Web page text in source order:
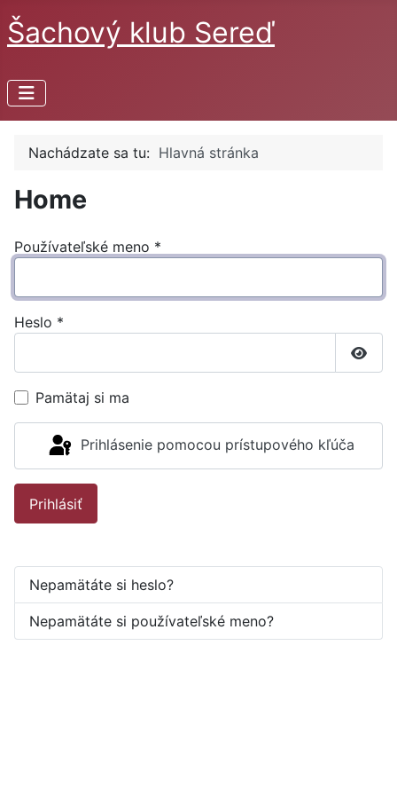
Šachový klub Sereď
Nachádzate sa tu: Hlavná stránka
Home
Používateľské meno *
Heslo *
Pamätaj si ma
Prihlásenie pomocou prístupového kľúča
Prihlásiť
Nepamätáte si heslo?
Nepamätáte si používateľské meno?